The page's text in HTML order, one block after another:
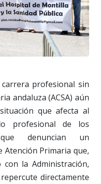
profesional sin
andaluza (ACSA) aún
que afecta al
profesional de los
denuncian un
Atención Primaria que,
la Administración,
directamente